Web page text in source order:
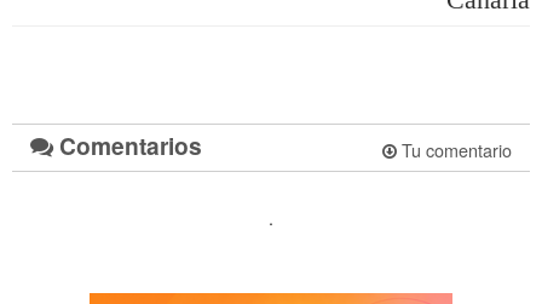
Comentarios Tu comentario
.